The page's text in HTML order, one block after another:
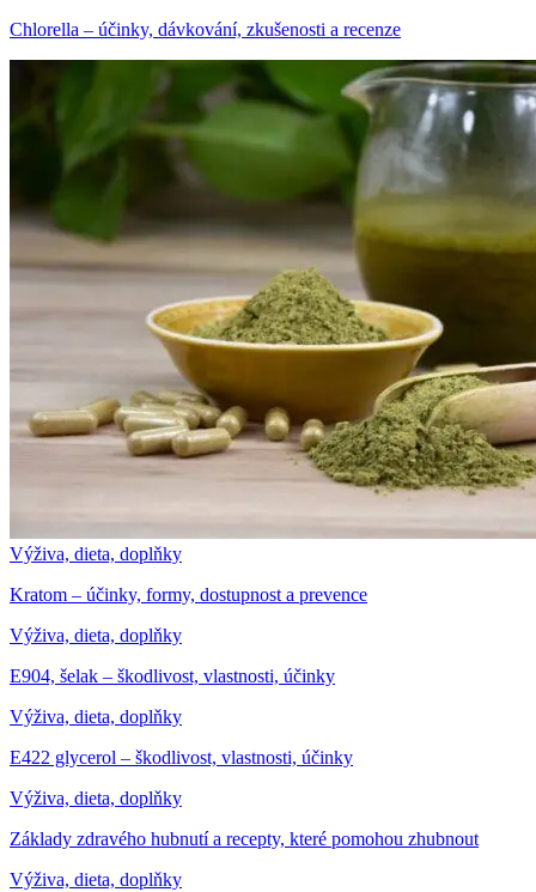
Chlorella – účinky, dávkování, zkušenosti a recenze
Výživa, dieta, doplňky
Kratom – účinky, formy, dostupnost a prevence
Výživa, dieta, doplňky
E904, šelak – škodlivost, vlastnosti, účinky
Výživa, dieta, doplňky
E422 glycerol – škodlivost, vlastnosti, účinky
Výživa, dieta, doplňky
Základy zdravého hubnutí a recepty, které pomohou zhubnout
Výživa, dieta, doplňky